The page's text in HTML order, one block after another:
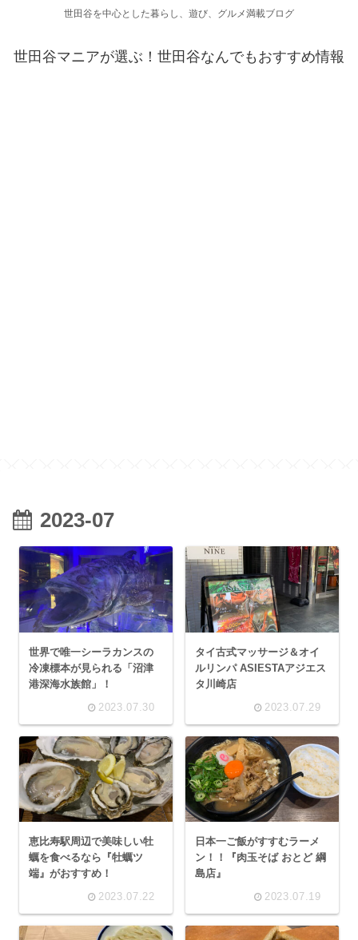
世田谷を中心とした暮らし、遊び、グルメ満載ブログ
世田谷マニアが選ぶ！世田谷なんでもおすすめ情報
2023-07
世界で唯一シーラカンスの
冷凍標本が見られる「沼津
港深海水族館」！
2023.07.30
タイ古式マッサージ＆オイ
ルリンパ ASIESTAアジエス
タ川崎店
2023.07.29
恵比寿駅周辺で美味しい牡
蠣を食べるなら『牡蠣ツ
端』がおすすめ！
2023.07.22
日本一ご飯がすすむラーメ
ン！！『肉玉そば おとど 綱
島店』
2023.07.19